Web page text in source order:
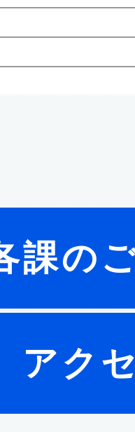
課の
アク